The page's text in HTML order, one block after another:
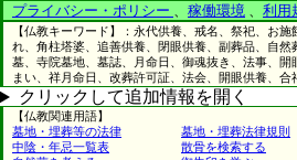
プライバシー・ポリシー 、 稼働環境 、 利用
【仏教キーワード】：永代供養、戒名、祭祀、お
れ、角柱塔婆、追善供養、閉眼供養、副葬品、自然
墓、寺院墓地、墓誌、月命日、御魂抜き、法事、開
まい、祥月命日、改葬許可証、法会、開眼供養、合
クリックして追加情報を開く
【仏教関連用語】
墓地・埋葬等の法律
墓地・埋葬法律規則
中陰・年忌一覧表
散骨を検索する